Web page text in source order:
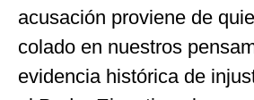
acusación proviene de
colado en nuestros
evidencia histórica de